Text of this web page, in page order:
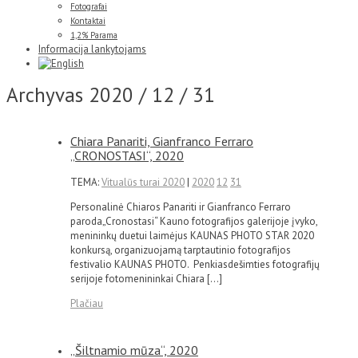
Fotografai
Kontaktai
1,2% Parama
Informacija lankytojams
Archyvas 2020 / 12 / 31
Chiara Panariti, Gianfranco Ferraro
„CRONOSTASI“, 2020
TEMA:Vitualūs turai 2020| 202012 31
Personalinė Chiaros Panariti ir Gianfranco Ferraro
paroda„Cronostasi“ Kauno fotografijos galerijoje įvyko,
menininkų duetui laimėjus KAUNAS PHOTO STAR 2020
konkursą, organizuojamą tarptautinio fotografijos
festivalio KAUNAS PHOTO. Penkiasdešimties fotografijų
serijoje fotomenininkai Chiara […]
Plačiau
„Šiltnamio mūza“, 2020